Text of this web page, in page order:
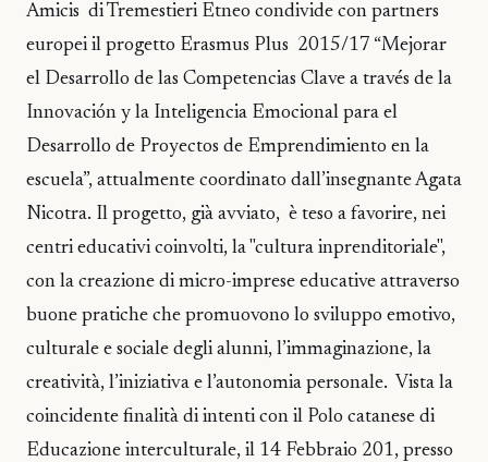
Amicis di Tremestieri Etneo condivide con partners
europei il progetto Erasmus Plus 2015/17 “Mejorar
el Desarrollo de las Competencias Clave a través de la
Innovación y la Inteligencia Emocional para el
Desarrollo de Proyectos de Emprendimiento en la
escuela”, attualmente coordinato dall’insegnante Agata
Nicotra. Il progetto, già avviato, è teso a favorire, nei
centri educativi coinvolti, la "cultura inprenditoriale",
con la creazione di micro-imprese educative attraverso
buone pratiche che promuovono lo sviluppo emotivo,
culturale e sociale degli alunni, l’immaginazione, la
creatività, l’iniziativa e l’autonomia personale. Vista la
coincidente finalità di intenti con il Polo catanese di
Educazione interculturale, il 14 Febbraio 201, presso